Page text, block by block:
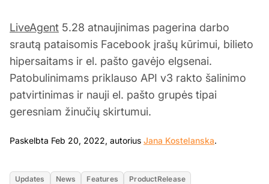
LiveAgent 5.28 atnaujinimas pagerina darbo
srautą pataisomis Facebook įrašų kūrimui, bilieto
hipersaitams ir el. pašto gavėjo elgsenai.
Patobulinimams priklauso API v3 rakto šalinimo
patvirtinimas ir nauji el. pašto grupės tipai
geresniam žinučių skirtumui.
Paskelbta Feb 20, 2022, autorius Jana Kostelanska.
Updates News Features ProductRelease